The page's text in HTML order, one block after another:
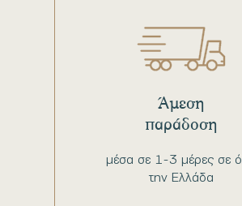
μέσα σε 1-3 μέρες σε
την Ελλάδα
Άμεση
παράδοση